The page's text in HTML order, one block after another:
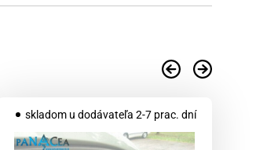
skladom u dodávateľa 2-7 prac. dní